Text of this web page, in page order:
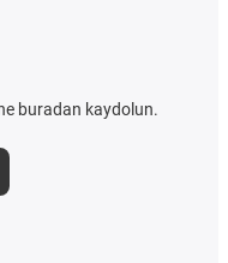
buradan kaydolun.